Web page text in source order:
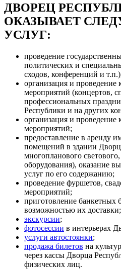
ДВОРЕЦ
ОКАЗЫВАЕТ
УСЛУГ:
проведение
политических и
сходов, конференций и
организация и проведение
мероприятий (концертов,
профессиональных
Республики и на других
организация и проведение
мероприятий;
предоставление в аренду
помещений в здании
многопланового
оборудования), оказание
услуг по его содержанию;
проведение фуршетов,
мероприятий;
приготовление банкетных
возможностью их доставки;
экскурсии;
фотосессии в интерьерах
услуги автостоянки;
продажа билетов на
через кассы Дворца
физических лиц.